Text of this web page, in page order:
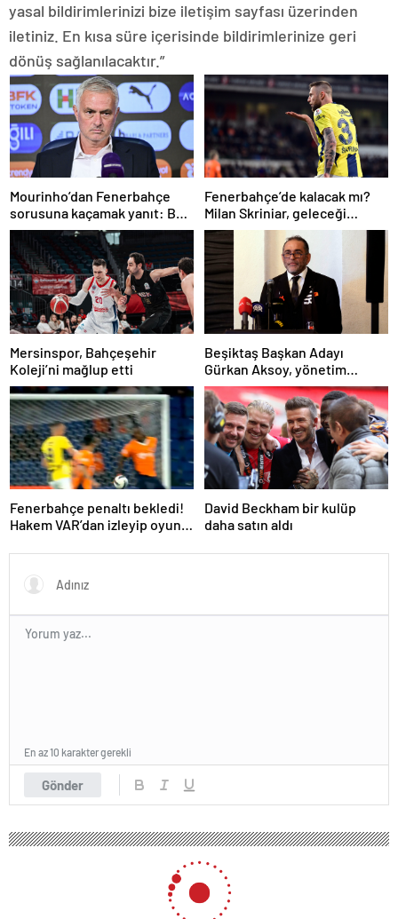
yasal bildirimlerinizi bize iletişim sayfası üzerinden
iletiniz. En kısa süre içerisinde bildirimlerinize geri
dönüş sağlanılacaktır.”
Mourinho’dan Fenerbahçe
sorusuna kaçamak yanıt: Bu
soruyu anlamadım
Fenerbahçe’de kalacak mı?
Milan Skriniar, geleceği
hakkında konuştu
Mersinspor, Bahçeşehir
Koleji’ni mağlup etti
Beşiktaş Başkan Adayı
Gürkan Aksoy, yönetim
kurulunu tanıttı
Fenerbahçe penaltı bekledi!
Hakem VAR’dan izleyip oyunu
David Beckham bir kulüp
daha satın aldı
Gönder
En az 10 karakter gerekli